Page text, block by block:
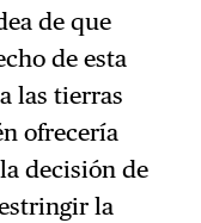
de que
de esta
las tierras
ofrecería
decisión de
la